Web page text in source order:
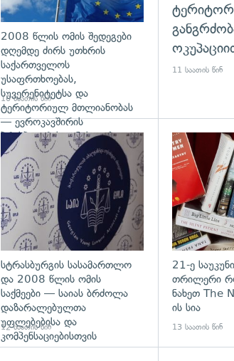
2008 წლის ომის შედეგები
დღემდე ძირს უთხრის
საქართველოს
უსაფრთხოებას,
სუვერენიტეტსა და
ტერიტორიულ მთლიანობას
— ევროკავშირის
პრესპიკერის განცხადება
10 საათის წინ
11 საათის წინ
გადახედვა
სტრასბურგის სასამართლო
და 2008 წლის ომის
საქმეები — საიას ბრძოლა
დაზარალებულთა
უფლებებისა და
კომპენსაციებისთვის
12 საათის წინ
21-ე
თრილერი
ნახეთ The
ის სია
13 საათის წინ